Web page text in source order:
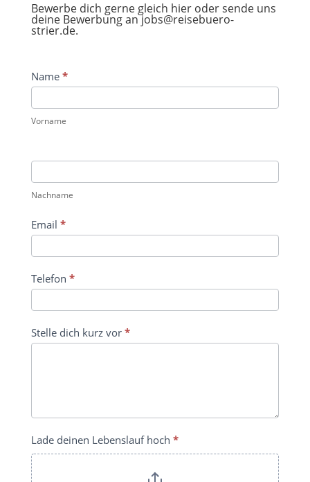
Bewerbe dich gerne gleich hier oder sende uns
deine Bewerbung an jobs@reisebuero-
strier.de.
Wir
freuen
uns
dich
Name *
Vor­name
Nach­name
Email *
Tele­fon *
Stelle dich kurz vor *
Lade deinen Lebenslauf hoch *